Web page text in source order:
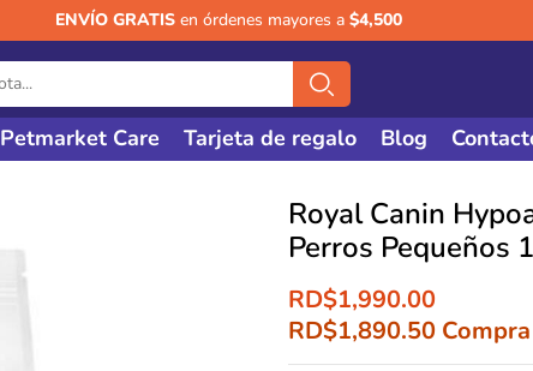
ENVÍO GRATISen órdenes mayores a $4,500
Petmarket Care Tarjeta de regalo Blog
Royal Canin
Perros Pequeños
RD$1,990.00
RD$1,890.50